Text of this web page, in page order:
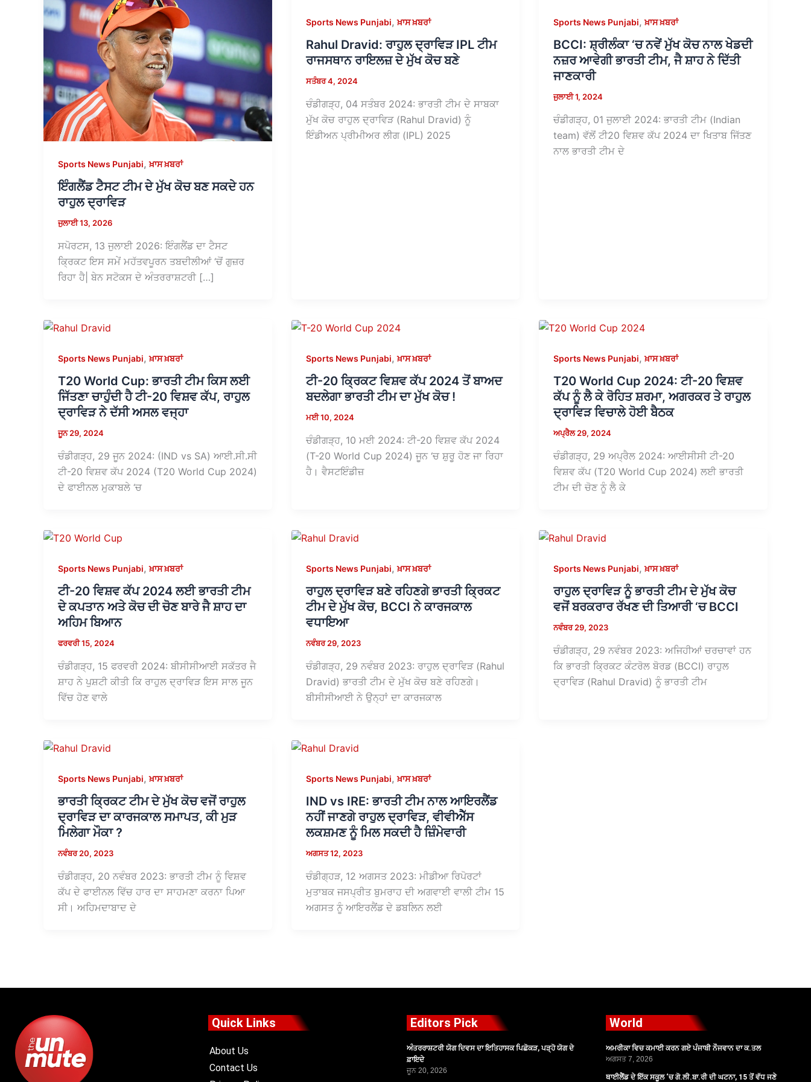
Sports News Punjabi,ਖ਼ਾਸ ਖ਼ਬਰਾਂ
ਇੰਗਲੈਂਡ ਟੈਸਟ ਟੀਮ ਦੇ ਮੁੱਖ ਕੋਚ ਬਣ ਸਕਦੇ ਹਨ
ਰਾਹੁਲ ਦ੍ਰਾਵਿੜ
ਜੁਲਾਈ 13, 2026
ਸਪੋਰਟਸ, 13 ਜੁਲਾਈ 2026: ਇੰਗਲੈਂਡ ਦਾ ਟੈਸਟ
ਕ੍ਰਿਕਟ ਇਸ ਸਮੇਂ ਮਹੱਤਵਪੂਰਨ ਤਬਦੀਲੀਆਂ ‘ਚੋਂ ਗੁਜ਼ਰ
ਰਿਹਾ ਹੈ| ਬੇਨ ਸਟੋਕਸ ਦੇ ਅੰਤਰਰਾਸ਼ਟਰੀ […]
Sports News Punjabi,ਖ਼ਾਸ ਖ਼ਬਰਾਂ
Rahul Dravid: ਰਾਹੁਲ ਦ੍ਰਾਵਿੜ IPL ਟੀਮ
ਰਾਜਸਥਾਨ ਰਾਇਲਜ਼ ਦੇ ਮੁੱਖ ਕੋਚ ਬਣੇ
ਸਤੰਬਰ 4, 2024
ਚੰਡੀਗੜ੍ਹ, 04 ਸਤੰਬਰ 2024: ਭਾਰਤੀ ਟੀਮ ਦੇ ਸਾਬਕਾ
ਮੁੱਖ ਕੋਚ ਰਾਹੁਲ ਦ੍ਰਾਵਿੜ (Rahul Dravid) ਨੂੰ
ਇੰਡੀਅਨ ਪ੍ਰੀਮੀਅਰ ਲੀਗ (IPL) 2025
Sports News Punjabi,ਖ਼ਾਸ ਖ਼ਬਰਾਂ
BCCI: ਸ਼੍ਰੀਲੰਕਾ ‘ਚ ਨਵੇਂ ਮੁੱਖ ਕੋਚ ਨਾਲ ਖੇਡਦੀ
ਨਜ਼ਰ ਆਵੇਗੀ ਭਾਰਤੀ ਟੀਮ, ਜੈ ਸ਼ਾਹ ਨੇ ਦਿੱਤੀ
ਜਾਣਕਾਰੀ
ਜੁਲਾਈ 1, 2024
ਚੰਡੀਗੜ੍ਹ, 01 ਜੁਲਾਈ 2024: ਭਾਰਤੀ ਟੀਮ (Indian
team) ਵੱਲੋਂ ਟੀ20 ਵਿਸ਼ਵ ਕੱਪ 2024 ਦਾ ਖਿਤਾਬ ਜਿੱਤਣ
ਨਾਲ ਭਾਰਤੀ ਟੀਮ ਦੇ
Sports News Punjabi,ਖ਼ਾਸ ਖ਼ਬਰਾਂ
T20 World Cup: ਭਾਰਤੀ ਟੀਮ ਕਿਸ ਲਈ
ਜਿੱਤਣਾ ਚਾਹੁੰਦੀ ਹੈ ਟੀ-20 ਵਿਸ਼ਵ ਕੱਪ, ਰਾਹੁਲ
ਦ੍ਰਾਵਿੜ ਨੇ ਦੱਸੀ ਅਸਲ ਵਜ੍ਹਾ
ਜੂਨ 29, 2024
ਚੰਡੀਗੜ੍ਹ, 29 ਜੂਨ 2024: (IND vs SA) ਆਈ.ਸੀ.ਸੀ
ਟੀ-20 ਵਿਸ਼ਵ ਕੱਪ 2024 (T20 World Cup 2024)
ਦੇ ਫਾਈਨਲ ਮੁਕਾਬਲੇ ‘ਚ
Sports News Punjabi,ਖ਼ਾਸ ਖ਼ਬਰਾਂ
ਟੀ-20 ਕ੍ਰਿਕਟ ਵਿਸ਼ਵ ਕੱਪ 2024 ਤੋਂ ਬਾਅਦ
ਬਦਲੇਗਾ ਭਾਰਤੀ ਟੀਮ ਦਾ ਮੁੱਖ ਕੋਚ !
ਮਈ 10, 2024
ਚੰਡੀਗੜ੍ਹ, 10 ਮਈ 2024: ਟੀ-20 ਵਿਸ਼ਵ ਕੱਪ 2024
(T-20 World Cup 2024) ਜੂਨ ‘ਚ ਸ਼ੁਰੂ ਹੋਣ ਜਾ ਰਿਹਾ
ਹੈ। ਵੈਸਟਇੰਡੀਜ਼
Sports News Punjabi,ਖ਼ਾਸ ਖ਼ਬਰਾਂ
T20 World Cup 2024: ਟੀ-20 ਵਿਸ਼ਵ
ਕੱਪ ਨੂੰ ਲੈ ਕੇ ਰੋਹਿਤ ਸ਼ਰਮਾ, ਅਗਰਕਰ ਤੇ ਰਾਹੁਲ
ਦ੍ਰਾਵਿੜ ਵਿਚਾਲੇ ਹੋਈ ਬੈਠਕ
ਅਪ੍ਰੈਲ 29, 2024
ਚੰਡੀਗੜ੍ਹ, 29 ਅਪ੍ਰੈਲ 2024: ਆਈਸੀਸੀ ਟੀ-20
ਵਿਸ਼ਵ ਕੱਪ (T20 World Cup 2024) ਲਈ ਭਾਰਤੀ
ਟੀਮ ਦੀ ਚੋਣ ਨੂੰ ਲੈ ਕੇ
Sports News Punjabi,ਖ਼ਾਸ ਖ਼ਬਰਾਂ
ਟੀ-20 ਵਿਸ਼ਵ ਕੱਪ 2024 ਲਈ ਭਾਰਤੀ ਟੀਮ
ਦੇ ਕਪਤਾਨ ਅਤੇ ਕੋਚ ਦੀ ਚੋਣ ਬਾਰੇ ਜੈ ਸ਼ਾਹ ਦਾ
ਅਹਿਮ ਬਿਆਨ
ਫਰਵਰੀ 15, 2024
ਚੰਡੀਗੜ੍ਹ, 15 ਫਰਵਰੀ 2024: ਬੀਸੀਸੀਆਈ ਸਕੱਤਰ ਜੈ
ਸ਼ਾਹ ਨੇ ਪੁਸ਼ਟੀ ਕੀਤੀ ਕਿ ਰਾਹੁਲ ਦ੍ਰਾਵਿੜ ਇਸ ਸਾਲ ਜੂਨ
ਵਿੱਚ ਹੋਣ ਵਾਲੇ
Sports News Punjabi,ਖ਼ਾਸ ਖ਼ਬਰਾਂ
ਰਾਹੁਲ ਦ੍ਰਾਵਿੜ ਬਣੇ ਰਹਿਣਗੇ ਭਾਰਤੀ ਕ੍ਰਿਕਟ
ਟੀਮ ਦੇ ਮੁੱਖ ਕੋਚ, BCCI ਨੇ ਕਾਰਜਕਾਲ
ਵਧਾਇਆ
ਨਵੰਬਰ 29, 2023
ਚੰਡੀਗੜ੍ਹ, 29 ਨਵੰਬਰ 2023: ਰਾਹੁਲ ਦ੍ਰਾਵਿੜ (Rahul
Dravid) ਭਾਰਤੀ ਟੀਮ ਦੇ ਮੁੱਖ ਕੋਚ ਬਣੇ ਰਹਿਣਗੇ।
ਬੀਸੀਸੀਆਈ ਨੇ ਉਨ੍ਹਾਂ ਦਾ ਕਾਰਜਕਾਲ
Sports News Punjabi,ਖ਼ਾਸ ਖ਼ਬਰਾਂ
ਰਾਹੁਲ ਦ੍ਰਾਵਿੜ ਨੂੰ ਭਾਰਤੀ ਟੀਮ ਦੇ ਮੁੱਖ ਕੋਚ
ਵਜੋਂ ਬਰਕਰਾਰ ਰੱਖਣ ਦੀ ਤਿਆਰੀ ‘ਚ BCCI
ਨਵੰਬਰ 29, 2023
ਚੰਡੀਗੜ੍ਹ, 29 ਨਵੰਬਰ 2023: ਅਜਿਹੀਆਂ ਚਰਚਾਵਾਂ ਹਨ
ਕਿ ਭਾਰਤੀ ਕ੍ਰਿਕਟ ਕੰਟਰੋਲ ਬੋਰਡ (BCCI) ਰਾਹੁਲ
ਦ੍ਰਾਵਿੜ (Rahul Dravid) ਨੂੰ ਭਾਰਤੀ ਟੀਮ
Sports News Punjabi,ਖ਼ਾਸ ਖ਼ਬਰਾਂ
ਭਾਰਤੀ ਕ੍ਰਿਕਟ ਟੀਮ ਦੇ ਮੁੱਖ ਕੋਚ ਵਜੋਂ ਰਾਹੁਲ
ਦ੍ਰਾਵਿੜ ਦਾ ਕਾਰਜਕਾਲ ਸਮਾਪਤ, ਕੀ ਮੁੜ
ਮਿਲੇਗਾ ਮੌਕਾ ?
ਨਵੰਬਰ 20, 2023
ਚੰਡੀਗੜ੍ਹ, 20 ਨਵੰਬਰ 2023: ਭਾਰਤੀ ਟੀਮ ਨੂੰ ਵਿਸ਼ਵ
ਕੱਪ ਦੇ ਫਾਈਨਲ ਵਿੱਚ ਹਾਰ ਦਾ ਸਾਹਮਣਾ ਕਰਨਾ ਪਿਆ
ਸੀ। ਅਹਿਮਦਾਬਾਦ ਦੇ
Sports News Punjabi,ਖ਼ਾਸ ਖ਼ਬਰਾਂ
IND vs IRE: ਭਾਰਤੀ ਟੀਮ ਨਾਲ ਆਇਰਲੈਂਡ
ਨਹੀਂ ਜਾਣਗੇ ਰਾਹੁਲ ਦ੍ਰਾਵਿੜ, ਵੀਵੀਐੱਸ
ਲਕਸ਼ਮਣ ਨੂੰ ਮਿਲ ਸਕਦੀ ਹੈ ਜ਼ਿੰਮੇਵਾਰੀ
ਅਗਸਤ 12, 2023
ਚੰਡੀਗ੍ਹੜ, 12 ਅਗਸਤ 2023: ਮੀਡੀਆ ਰਿਪੋਰਟਾਂ
ਮੁਤਾਬਕ ਜਸਪ੍ਰੀਤ ਬੁਮਰਾਹ ਦੀ ਅਗਵਾਈ ਵਾਲੀ ਟੀਮ 15
ਅਗਸਤ ਨੂੰ ਆਇਰਲੈਂਡ ਦੇ ਡਬਲਿਨ ਲਈ
Quick Links
About Us
Contact Us
Editors Pick
ਅੰਤਰਰਾਸ਼ਟਰੀ ਯੋਗ ਦਿਵਸ ਦਾ ਇਤਿਹਾਸਕ ਪਿਛੋਕੜ, ਪੜ੍ਹੋ ਯੋਗ ਦੇ
ਫ਼ਾਇਦੇ
ਜੂਨ 20, 2026
World
ਅਮਰੀਕਾ ਵਿਚ ਕਮਾਈ ਕਰਨ ਗਏ ਪੰਜਾਬੀ ਨੌਜਵਾਨ ਦਾ ਕ.ਤਲ
ਅਗਸਤ 7, 2026
ਥਾਈਲੈਂਡ ਦੇ ਇੱਕ ਸਕੂਲ ‘ਚ ਗੋ.ਲੀ.ਬਾ.ਰੀ ਦੀ ਘਟਨਾ, 15 ਤੋਂ ਵੱਧ ਜਣੇ